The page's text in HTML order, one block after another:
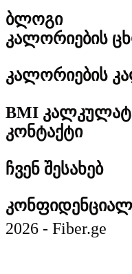
ბლოგი
კალორიების
კალორიების
BMI
კონტაქტი
ჩვენ შესახებ
2026 - Fiber.ge